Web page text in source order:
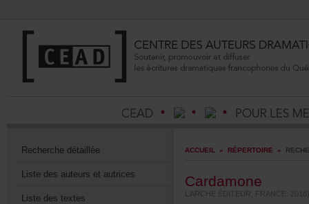
Recherchedétaillée
Listedesauteursetautrices
Listedestextes
ACCUEIL » RÉPERTOIRE »
Cardamone